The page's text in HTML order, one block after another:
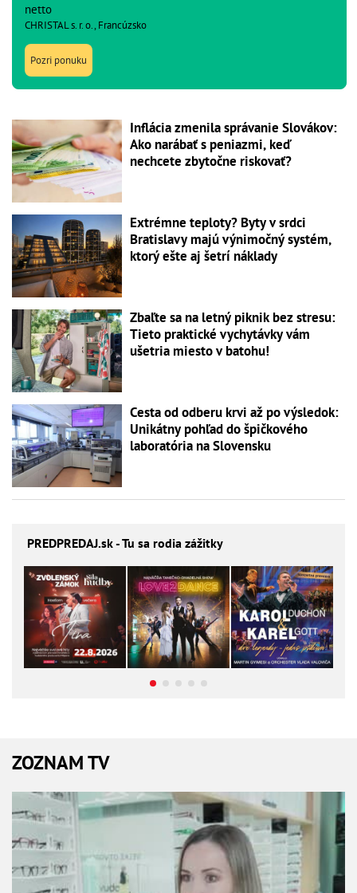
netto
CHRISTAL s. r. o., Francúzsko
Pozri ponuku
Inflácia zmenila správanie Slovákov:
Ako narábať s peniazmi, keď
nechcete zbytočne riskovať?
Extrémne teploty? Byty v srdci
Bratislavy majú výnimočný systém,
ktorý ešte aj šetrí náklady
Zbaľte sa na letný piknik bez stresu:
Tieto praktické vychytávky vám
ušetria miesto v batohu!
Cesta od odberu krvi až po výsledok:
Unikátny pohľad do špičkového
laboratória na Slovensku
PREDPREDAJ.sk - Tu sa rodia zážitky
ZOZNAM TV